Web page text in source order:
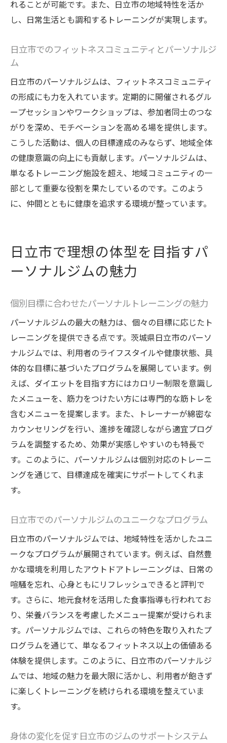
チ
日立市での季節に応じたフィットネス戦略
パーソナルジムで日立市での健康的な生活を手
日立市でのパーソナルジム利用者の実体験
日常生活に組み込むパーソナルトレーニン
グ
日立市での健康的な食生活の導入
パーソナルジムを通じたストレス解消法
日立市でのフィットネスを楽しむ方法
パーソナルジムでの長期的な健康投資
日立市でのパーソナルジムが支持される理由と
日立市でのパーソナルジムの実績と成果
パーソナルジムがもたらす生活の質の向上
地域コミュニティに貢献するパーソナルジ
ムの役割
日立市での持続的な健康を支えるジムの取
り組み
れることが可能です。また、日立市の地域特性を活か
し、日常生活とも調和するトレーニングが実現します。
日立市でのフィットネスコミュニティとパーソナルジ
ム
日立市のパーソナルジムは、フィットネスコミュニティ
の形成にも力を入れています。定期的に開催されるグル
ープセッションやワークショップは、参加者同士のつな
がりを深め、モチベーションを高める場を提供します。
こうした活動は、個人の目標達成のみならず、地域全体
の健康意識の向上にも貢献します。パーソナルジムは、
単なるトレーニング施設を超え、地域コミュニティの一
部として重要な役割を果たしているのです。このよう
に、仲間とともに健康を追求する環境が整っています。
日立市で理想の体型を目指すパ
ーソナルジムの魅力
個別目標に合わせたパーソナルトレーニングの魅力
パーソナルジムの最大の魅力は、個々の目標に応じたト
レーニングを提供できる点です。茨城県日立市のパーソ
ナルジムでは、利用者のライフスタイルや健康状態、具
体的な目標に基づいたプログラムを展開しています。例
えば、ダイエットを目指す方にはカロリー制限を意識し
たメニューを、筋力をつけたい方には専門的な筋トレを
含むメニューを提案します。また、トレーナーが綿密な
カウンセリングを行い、進捗を確認しながら適宜プログ
ラムを調整するため、効果が実感しやすいのも特長で
す。このように、パーソナルジムは個別対応のトレーニ
ングを通じて、目標達成を確実にサポートしてくれま
す。
日立市でのパーソナルジムのユニークなプログラム
日立市のパーソナルジムでは、地域特性を活かしたユニ
ークなプログラムが展開されています。例えば、自然豊
かな環境を利用したアウトドアトレーニングは、日常の
喧騒を忘れ、心身ともにリフレッシュできると評判で
す。さらに、地元食材を活用した食事指導も行われてお
り、栄養バランスを考慮したメニュー提案が受けられま
す。パーソナルジムでは、これらの特色を取り入れたプ
ログラムを通じて、単なるフィットネス以上の価値ある
体験を提供します。このように、日立市のパーソナルジ
ムでは、地域の魅力を最大限に活かし、利用者が飽きず
に楽しくトレーニングを続けられる環境を整えていま
す。
身体の変化を促す日立市のジムのサポートシステム